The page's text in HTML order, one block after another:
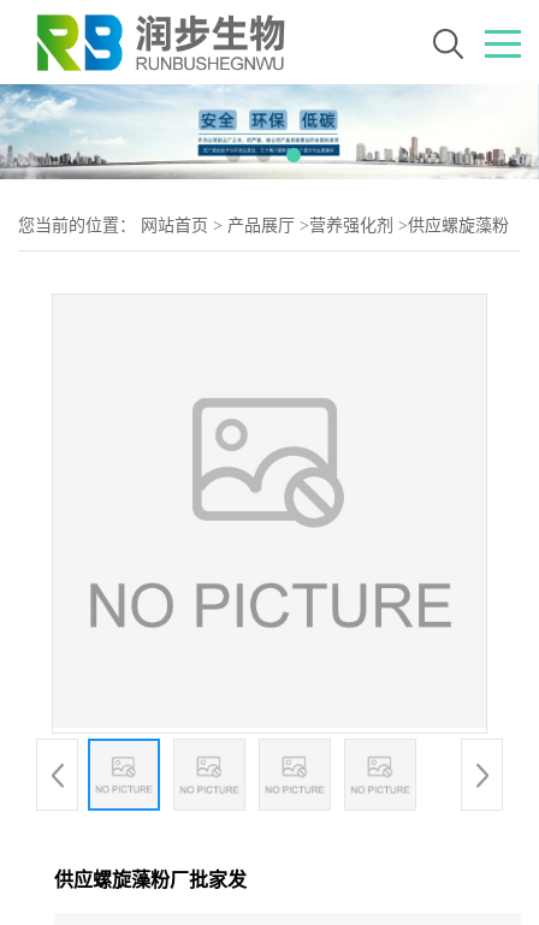
您当前的位置： 网站首页 > 产品展厅 >营养强化剂 >供应螺旋藻粉
供应螺旋藻粉厂批家发